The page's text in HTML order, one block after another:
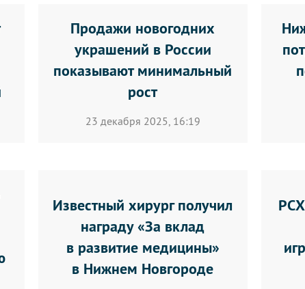
Продажи новогодних
украшений в России
показывают минимальный
рост
23 декабря 2025, 16:19
Известный хирург получил
награду «За вклад
в развитие медицины»
в Нижнем Новгороде